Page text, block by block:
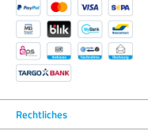
Rechtliches